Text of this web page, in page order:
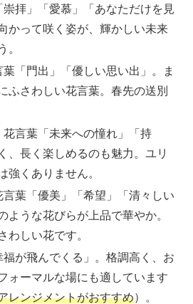
崇拝」「愛慕」「あなただけを見
かって咲く姿が、輝かしい未来
。
葉「門出」「優しい思い出」。ま
ふさわしい花言葉。春先の送別
花言葉「未来への憧れ」「持
、長く楽しめるのも魅力。ユリ
強くありません。
言葉「優美」「希望」「清々しい
ような花びらが上品で華やか。
わしい花です。
福が飛んでくる」。格調高く、お
ォーマルな場にも適しています
レンジメントがおすすめ）。